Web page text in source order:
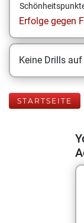
Erfolge gegen
Keine Drills auf
STARTSEITE